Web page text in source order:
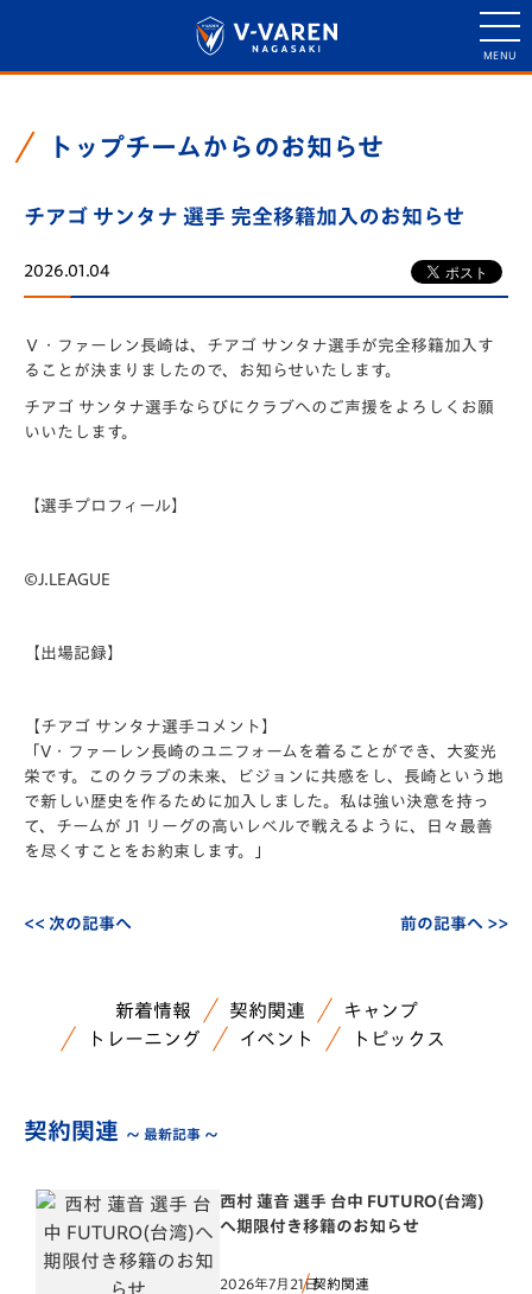
トップチームからのお知らせ
チアゴ サンタナ 選手 完全移籍加入のお知らせ
2026.01.04
Ｖ・ファーレン長崎は、チアゴ サンタナ選手が完全移籍加入す
ることが決まりましたので、お知らせいたします。
チアゴ サンタナ選手ならびにクラブへのご声援をよろしくお願
いいたします。
【選手プロフィール】
©J.LEAGUE
【出場記録】
【チアゴ サンタナ選手コメント】
「V・ファーレン⻑崎のユニフォームを着ることができ、⼤変光
栄です。このクラブの未来、ビジョンに共感をし、⻑崎という地
で新しい歴史を作るために加⼊しました。私は強い決意を持っ
て、チームが J1 リーグの⾼いレベルで戦えるように、⽇々最善
を尽くすことをお約束します。」
<< 次の記事へ 前の記事へ >>
新着情報 契約関連
キャンプ
トレーニング
イベント トピックス
契約関連 ～ 最新記事 ～
西村 蓮音 選手 台中 FUTURO(台湾)
へ期限付き移籍のお知らせ
2026年7月21日契約関連